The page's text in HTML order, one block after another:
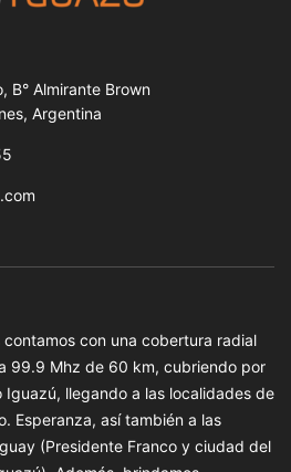
B° Almirante Brown
Argentina
contamos con una cobertura radial
99.9 Mhz de 60 km, cubriendo por
llegando a las localidades de
Esperanza, así también a las
(Presidente Franco y ciudad del